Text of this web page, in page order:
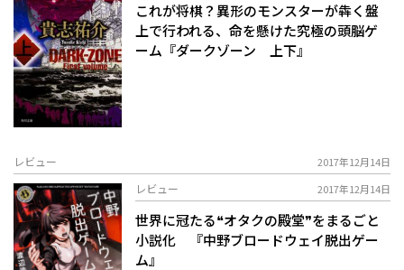
これが将棋？異形のモンスターが犇く盤
上で行われる、命を懸けた究極の頭脳ゲ
ーム『ダークゾーン 上下』
レビュー 2017年12月14日
レビュー 2017年12月14日
世界に冠たる❝オタクの殿堂❞をまるごと
小説化 『中野ブロードウェイ脱出ゲー
ム』